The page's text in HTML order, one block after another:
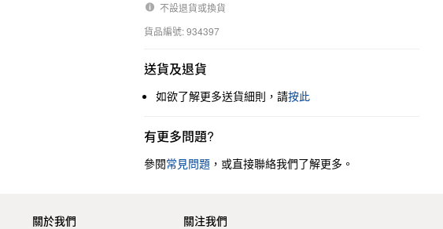
不設退貨或換貨
貨品編號: 934397
送貨及退貨
如欲了解更多送貨細則，請按此
有更多問題?
參閱常見問題 ，或直接聯絡我們了解更多。
關於我們
關注我們